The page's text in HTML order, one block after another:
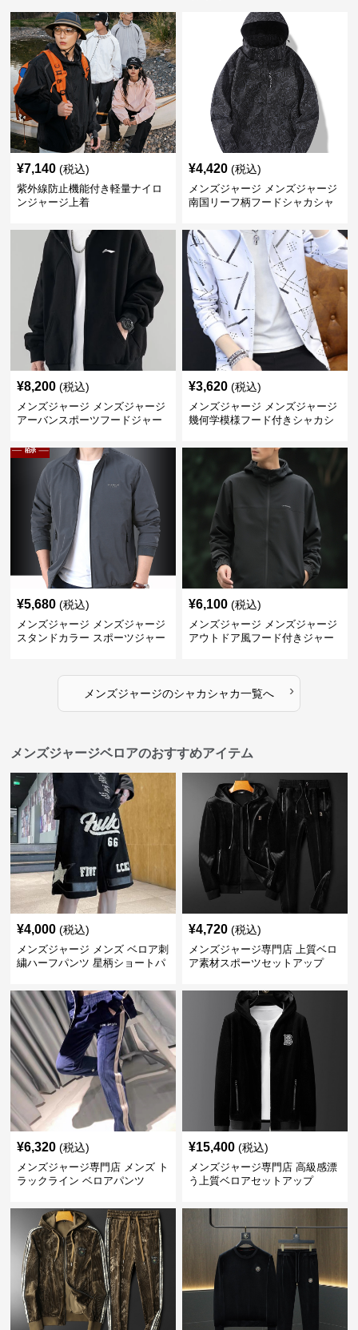
¥7,140 (税込)
紫外線防止機能付き軽量ナイロ
ンジャージ上着
¥4,420 (税込)
メンズジャージ メンズジャージ
南国リーフ柄フードシャカシャ
¥8,200 (税込)
メンズジャージ メンズジャージ
アーバンスポーツフードジャー
¥3,620 (税込)
メンズジャージ メンズジャージ
幾何学模様フード付きシャカシ
¥5,680 (税込)
メンズジャージ メンズジャージ
スタンドカラー スポーツジャー
¥6,100 (税込)
メンズジャージ メンズジャージ
アウトドア風フード付きジャー
メンズジャージのシャカシャカ一覧へ ›
メンズジャージベロアのおすすめアイテム
¥4,000 (税込)
メンズジャージ メンズ ベロア刺
繍ハーフパンツ 星柄ショートパ
¥4,720 (税込)
メンズジャージ専門店 上質ベロ
ア素材スポーツセットアップ
¥6,320 (税込)
メンズジャージ専門店 メンズ ト
ラックライン ベロアパンツ
¥15,400 (税込)
メンズジャージ専門店 高級感漂
う上質ベロアセットアップ